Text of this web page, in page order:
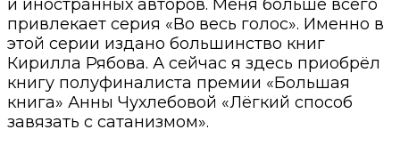
и иностранных авторов. Меня больше всего
привлекает серия «Во весь голос». Именно в
этой серии издано большинство книг
Кирилла Рябова. А сейчас я здесь приобрёл
книгу полуфиналиста премии «Большая
книга» Анны Чухлебовой «Лёгкий способ
завязать с сатанизмом».